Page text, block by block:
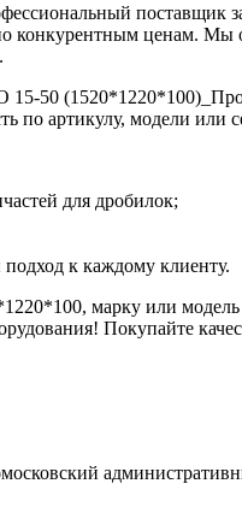
конкурентным ценам. Мы
15-50
по артикулу, модели
для дробилок;
к каждому клиенту.
марку или
Покупайте